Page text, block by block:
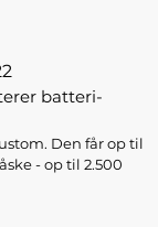
batteri-
Den får op til
- op til 2.500